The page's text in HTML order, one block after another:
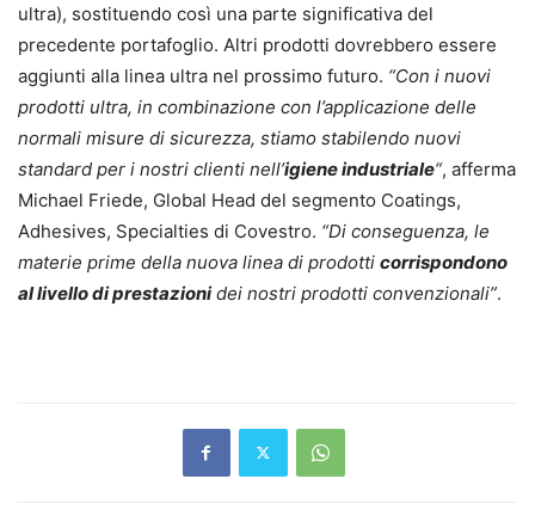
ultra), sostituendo così una parte significativa del
precedente portafoglio. Altri prodotti dovrebbero essere
aggiunti alla linea ultra nel prossimo futuro. “Con i nuovi
prodotti ultra, in combinazione con l’applicazione delle
normali misure di sicurezza, stiamo stabilendo nuovi
standard per i nostri clienti nell’igiene industriale“, afferma
Michael Friede, Global Head del segmento Coatings,
Adhesives, Specialties di Covestro. “Di conseguenza, le
materie prime della nuova linea di prodotti corrispondono
al livello di prestazionidei nostri prodotti convenzionali”.